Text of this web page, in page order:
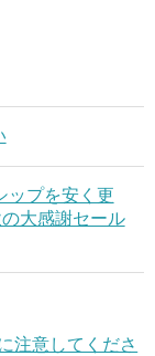
ップを安く更
大感謝セール
注意してくださ